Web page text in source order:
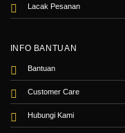
Lacak Pesanan
INFO BANTUAN
Bantuan
Customer Care
Hubungi Kami